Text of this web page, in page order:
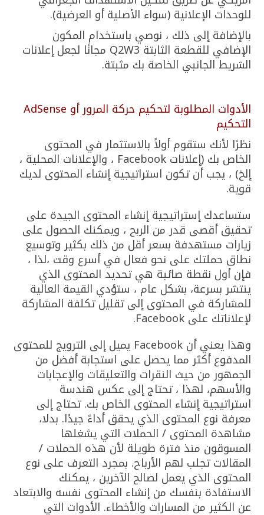
للوحدات الإعلانية (سواء الأصلية أو العرضية).
بالإضافة إلى ذلك ، نوصي باستخدام المكون
الإضافي للقطعة الثابتة Q2W3 مجانًا لجعل إعلانات
الشريط الجانبي الخاصة بك مثبتة.
الأدوات المطلوبة لتحكيم حركة المرور أو AdSense
التحكيم
نظرًا لأنك ستقوم أولاً بالاستثمار في المحتوى
الخاص بك (إعلانات Facebook ، والإعلانات المحلية ،
إلخ) ، يجب أن تكون استراتيجية إنشاء المحتوى لديك
قوية.
ستساعدك إستراتيجية إنشاء المحتوى الجيدة على
تحقيق أقصى قدر من الربح ، ويمكنك الحصول على
زيارات مستهدفة بسعر أقل من ذلك بكثير وتوسيع
نطاق حملتك على نحو فعال في أسرع وقت ،لذا ،
فإن أول نقطة صائبة هي تحديد المحتوى الذي
ينتشر بسرعة، بشكل عام ، ستؤدي القيمة العالية
للمشاركة في المحتوى إلى تقليل تكلفة المشاركة
لإعلاناتك على Facebook.
وهذا يعني أن Facebook يميل إلى الترويج للمحتوى
المدفوع أكثر مما يحصل على استجابة أفضل من
الجمهور من حيث النقرات والتعليقات والإعجابات
والأسهم، لهذا ، تحتاج إلى عكس هندسة
استراتيجية إنشاء المحتوى الخاص بك. تحتاج إلى
معرفة نوع المحتوى الذي يحقق أداءً جيدًا. بدلا،
مشاهدة المحتوى / الحملات التي يشغلها
المسوقون منذ فترة طويلة لأن هذه الحملات /
المقالات تجلب لهم الأرباح. بمجرد التعرف على نوع
المحتوى الذي يعمل لصالح الآخرين ، يمكنك
الاستفادة بنفسك من إنشاء المحتوى نفسه والابتعاد
عن الكثير من المسارات والأخطاء. الأدوات التي